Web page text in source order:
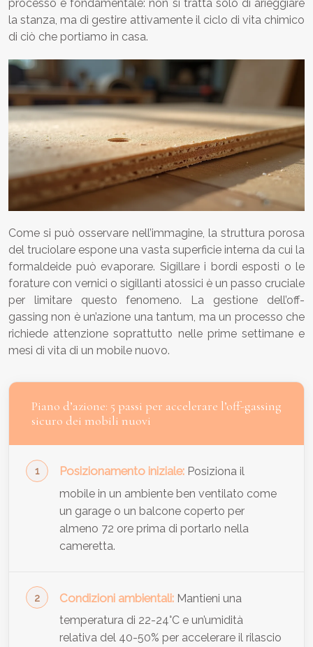
processo è fondamentale: non si tratta solo di arieggiare
la stanza, ma di gestire attivamente il ciclo di vita chimico
di ciò che portiamo in casa.
Come si può osservare nell’immagine, la struttura porosa
del truciolare espone una vasta superficie interna da cui la
formaldeide può evaporare. Sigillare i bordi esposti o le
forature con vernici o sigillanti atossici è un passo cruciale
per limitare questo fenomeno. La gestione dell’off-
gassing non è un’azione una tantum, ma un processo che
richiede attenzione soprattutto nelle prime settimane e
mesi di vita di un mobile nuovo.
Piano d’azione: 5 passi per accelerare l’off-gassing
sicuro dei mobili nuovi
Posizionamento iniziale: Posiziona il
mobile in un ambiente ben ventilato come
un garage o un balcone coperto per
almeno 72 ore prima di portarlo nella
cameretta.
Condizioni ambientali: Mantieni una
temperatura di 22-24°C e un’umidità
relativa del 40-50% per accelerare il rilascio